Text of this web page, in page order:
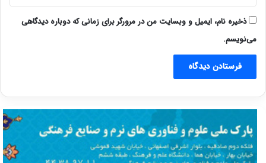
ذخیره نام، ایمیل و وبسایت من در مرورگر برای زمانی که دوباره دیدگاهی
می‌نویسم.